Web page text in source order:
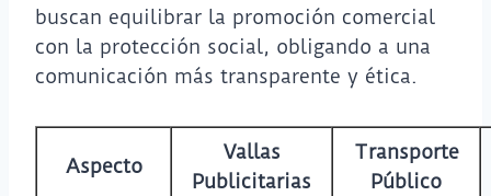
buscan equilibrar la promoción comercial
con la protección social, obligando a una
comunicación más transparente y ética.
Aspecto
Vallas
Publicitarias
Transporte
Público